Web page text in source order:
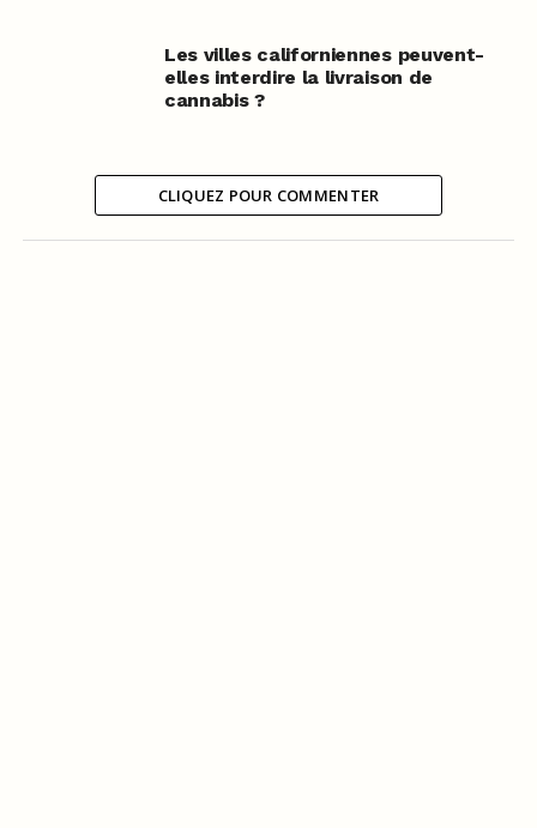
Les villes californiennes peuvent-
elles interdire la livraison de
cannabis ?
CLIQUEZ POUR COMMENTER